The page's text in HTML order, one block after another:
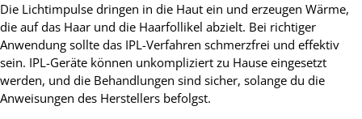
Die Lichtimpulse dringen in die Haut ein und erzeugen Wärme,
die auf das Haar und die Haarfollikel abzielt. Bei richtiger
Anwendung sollte das IPL-Verfahren schmerzfrei und effektiv
sein. IPL-Geräte können unkompliziert zu Hause eingesetzt
werden, und die Behandlungen sind sicher, solange du die
Anweisungen des Herstellers befolgst.